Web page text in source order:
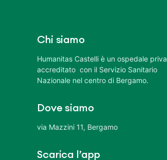
Chi siamo
Humanitas Castelli è un ospedale
accreditato con il Servizio Sanitario
Nazionale nel centro di Bergamo.
Dove siamo
via Mazzini 11, Bergamo
Scarica l’app